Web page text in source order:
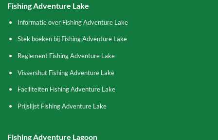
Fishing Adventure Lake
Informatie over Fishing Adventure Lake
Stek boeken bij Fishing Adventure Lake
Reglement Fishing Adventure Lake
Vissershut Fishing Adventure Lake
Faciliteiten Fishing Adventure Lake
Prijslijst Fishing Adventure Lake
Fishing Adventure Lagoon